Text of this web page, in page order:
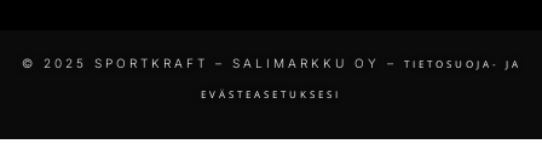
© 2025 SPORTKRAFT – SALIMARKKU OY – TIETOSUOJA- JA
EVÄSTEASETUKSESI